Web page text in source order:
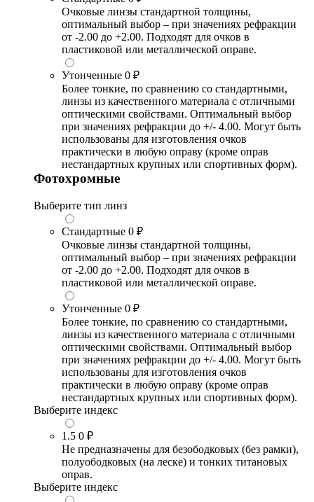
Очковые линзы стандартной толщины,
оптимальный выбор – при значениях рефракции
от -2.00 до +2.00. Подходят для очков в
пластиковой или металлической оправе.
Утонченные 0 ₽
Более тонкие, по сравнению со стандартными,
линзы из качественного материала с отличными
оптическими свойствами. Оптимальный выбор
при значениях рефракции до +/- 4.00. Могут быть
использованы для изготовления очков
практически в любую оправу (кроме оправ
нестандартных крупных или спортивных форм).
Фотохромные
Выберите тип линз
Стандартные 0 ₽
Очковые линзы стандартной толщины,
оптимальный выбор – при значениях рефракции
от -2.00 до +2.00. Подходят для очков в
пластиковой или металлической оправе.
Утонченные 0 ₽
Более тонкие, по сравнению со стандартными,
линзы из качественного материала с отличными
оптическими свойствами. Оптимальный выбор
при значениях рефракции до +/- 4.00. Могут быть
использованы для изготовления очков
практически в любую оправу (кроме оправ
нестандартных крупных или спортивных форм).
Выберите индекс
1.5 0 ₽
Не предназначены для безободковых (без рамки),
полуободковых (на леске) и тонких титановых
оправ.
Выберите индекс